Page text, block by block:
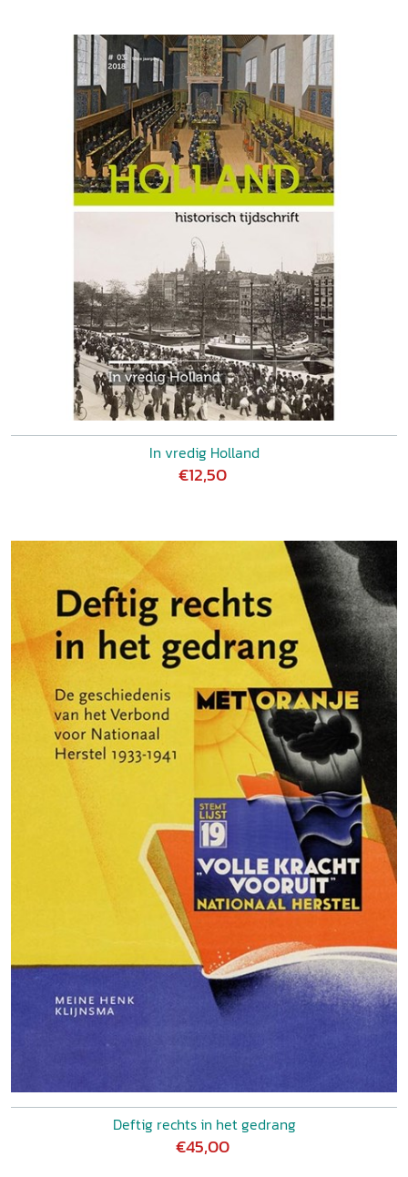
In vredig Holland
€12,50
Deftig rechts in het gedrang
€45,00